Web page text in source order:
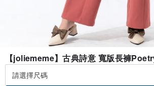
【joliememe】古典詩意 寬版長褲